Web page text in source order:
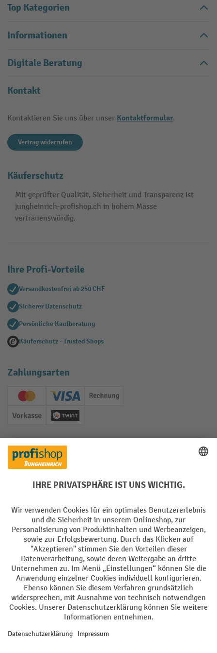
Top Kategorien
Informationen
Digitale Beratung
Kontakt
Kontaktieren Sie uns über unser Kontaktformular.
Vertrag widerrufen
Käuferschutz
Mit geprüfter Qualität, Sicherheit und Transparenz ist
jungheinrich-profishop.ch in hohem Masse
vertrauenswürdig.
Ihre Profi-Vorteile
Versandkostenfrei ab 250 CHF
Sicherer Datenschutz
Persönliche Kaufberatung
Käuferschutz - Trusted Shops
Zahlungsarten
Creditcard (Master)Creditcard (Visa)
Rechnung
Vorkasse Twint
Soziale Netzwerke
Facebook
YouTube
LinkedInInstagram
Sprachen
DE FR
AGB Impressum Datenschutz Privacy Settings
Alle Preise exkl. gesetzl. Mehrwertsteuer zzgl.Versandkostenund ggf.
Nachnahmegebühren, wenn nicht anders angegeben.
¹ Der Rabatt gilt so lange der Vorrat reicht. Der Rabatt gilt nicht auf
oder Gutscheinen ist nicht möglich. | ² Der Rabatt wird einmalig bei